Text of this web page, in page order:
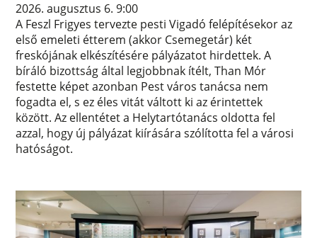
2026. augusztus 6. 9:00
A Feszl Frigyes tervezte pesti Vigadó felépítésekor az
első emeleti étterem (akkor Csemegetár) két
freskójának elkészítésére pályázatot hirdettek. A
bíráló bizottság által legjobbnak ítélt, Than Mór
festette képet azonban Pest város tanácsa nem
fogadta el, s ez éles vitát váltott ki az érintettek
között. Az ellentétet a Helytartótanács oldotta fel
azzal, hogy új pályázat kiírására szólította fel a városi
hatóságot.